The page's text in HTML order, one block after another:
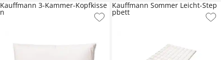
Kauffmann 3-Kammer-Kopfkisse
n
Kauffmann Sommer Leicht-Step
pbett